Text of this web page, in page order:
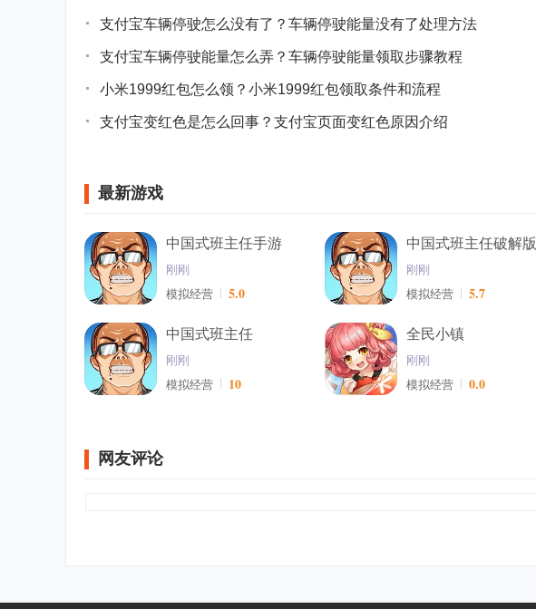
支付宝车辆停驶怎么没有了？车辆停驶能量没有了处理方法
支付宝车辆停驶能量怎么弄？车辆停驶能量领取步骤教程
小米1999红包怎么领？小米1999红包领取条件和流程
支付宝变红色是怎么回事？支付宝页面变红色原因介绍
最新游戏
中国式班主任手游
刚刚
模拟经营
5.0
中国式班主任破解版
刚刚
模拟经营
5.7
中国式班主任
刚刚
模拟经营
10
全民小镇
刚刚
模拟经营
0.0
网友评论